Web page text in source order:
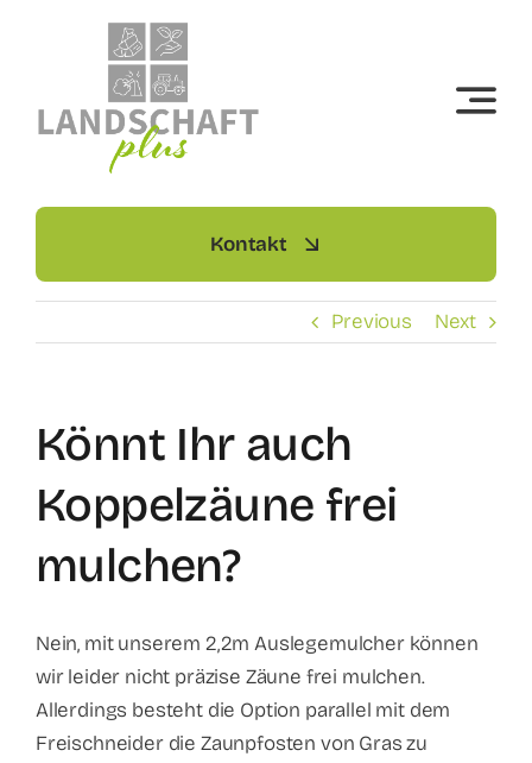
Kontakt
Previous Next
Könnt Ihr auch
Koppelzäune frei
mulchen?
Nein, mit unserem 2,2m Auslegemulcher können
wir leider nicht präzise Zäune frei mulchen.
Allerdings besteht die Option parallel mit dem
Freischneider die Zaunpfosten von Gras zu